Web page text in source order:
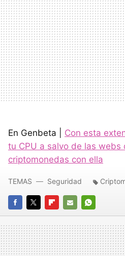
En Genbeta | Con esta
tu CPU a salvo de las webs
criptomonedas con ella
FACEBOOK
TWITTERFLIPBOARD
E-
MAIL
WHATSAPP
TEMAS Seguridad